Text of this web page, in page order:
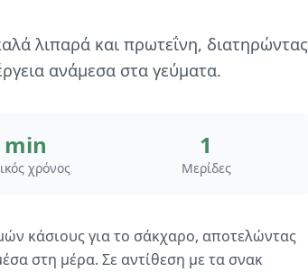
λιπαρά και πρωτεΐνη, διατηρώντας
ανάμεσα στα γεύματα.
min
χρόνος
1
Μερίδες
κάσιους για το σάκχαρο, αποτελώντας
στη μέρα. Σε αντίθεση με τα σνακ